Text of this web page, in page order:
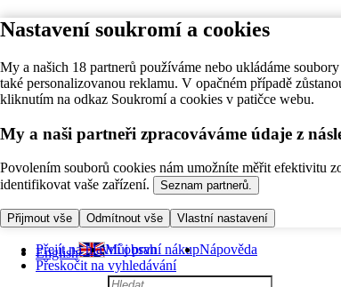
Nastavení soukromí a cookies
My a našich 18 partnerů používáme nebo ukládáme
také personalizovanou reklamu. V opačném případě
kliknutím na odkaz Soukromí a cookies v patičce webu.
My a naši partneři zpracováváme údaje z
Povolením souborů cookies nám umožníte měřit efektivitu
identifikovat vaše zařízení.
Seznam partnerů.
Přijmout vše Odmítnout vše Vlastní nastavení
Přejít na hlavní obsah
Přeskočit na vyhledávání
English Můj první nákupNápověda